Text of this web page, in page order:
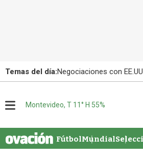
Temas del día:Negociaciones con EE.UU.
u
Montevideo, T 11° H 55%
FútbolMundial